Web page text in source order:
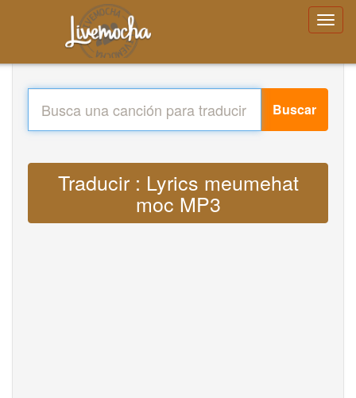
Buscar
Traducir : Lyrics meumehat
moc MP3